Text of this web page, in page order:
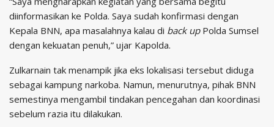
diinformasikan ke Polda. Saya sudah konfirmasi dengan
Kepala BNN, apa masalahnya kalau di back upPolda Sumsel
dengan kekuatan penuh,” ujar Kapolda.
Zulkarnain tak menampik jika eks lokalisasi tersebut diduga
sebagai kampung narkoba. Namun, menurutnya, pihak BNN
semestinya mengambil tindakan pencegahan dan koordinasi
sebelum razia itu dilakukan.